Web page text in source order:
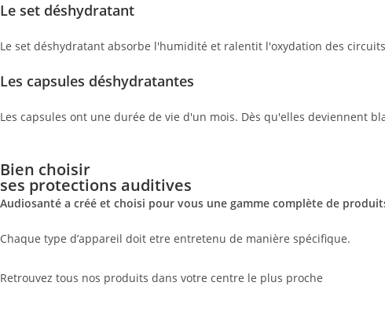
Le set déshydratant
Le set déshydratant absorbe l'humidité et ralentit l'oxydation des
Les capsules déshydratantes
Les capsules ont une durée de vie d'un mois. Dès qu'elles deviennent
Bien choisir
ses protections auditives
Audiosanté a créé et choisi pour vous une gamme complète de
Chaque type d’appareil doit etre entretenu de manière spécifique.
Retrouvez tous nos produits dans votre centre le plus proche